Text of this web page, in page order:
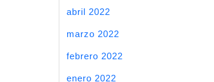
abril 2022
marzo 2022
febrero 2022
enero 2022